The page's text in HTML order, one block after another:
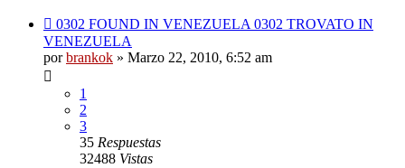
0302 FOUND IN VENEZUELA 0302 TROVATO IN
VENEZUELA
porbrankok » Marzo 22, 2010, 6:52 am
1
2
3
35 Respuestas
32488 Vistas